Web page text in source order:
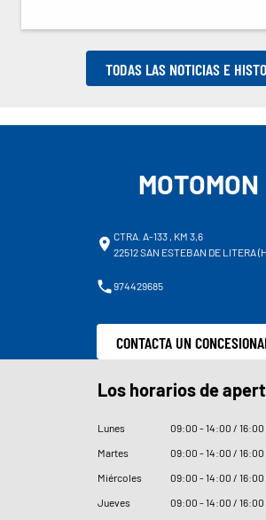
TODAS LAS NOTICIAS E
MOTOMON
CTRA. A-133 , KM 3,6
22512 SAN ESTEBAN DE LITERA
974429685
CONTACTA UN
Los horarios de
Lunes 09:00 - 14:00 / 16:00
Martes
09:00 - 14:00 / 16:00
Miércoles
09:00 - 14:00 / 16:00
Jueves
09:00 - 14:00 / 16:00